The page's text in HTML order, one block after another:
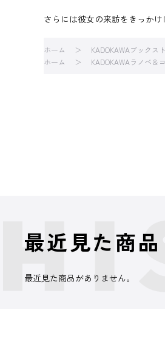
さらには彼女の来訪をきっか
ホーム KADOKAWAブックス
ホーム
KADOKAWAラノベ＆
最近見た商品
最近見た商品がありません。